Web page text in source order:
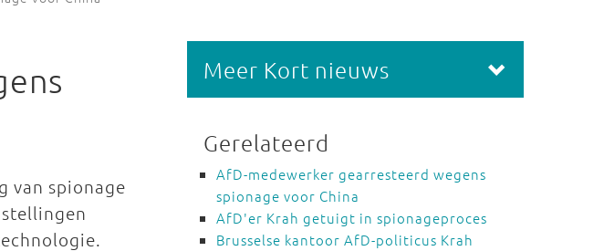
van spionage
Meer Kort nieuws
Gerelateerd
AfD-medewerker gearresteerd wegens
spionage voor China
AfD'er Krah getuigt in spionageproces
Brusselse kantoor AfD-politicus Krah